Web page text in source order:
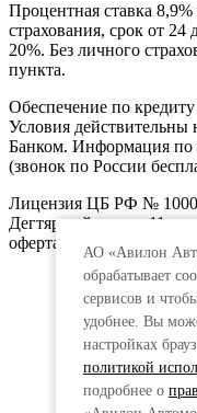
АО «Авилон
обрабатывает
сервисов и
удобнее. Вы
настройках
политикой
подробнее о
Процентная ставка
страхования, срок от 24
20%. Без личного
пункта.
Обеспечение по
Условия
Банком. Информация по
(звонок по России
Лицензия ЦБ РФ № 1000,
Дегтярный пер., д.11,
оферта.